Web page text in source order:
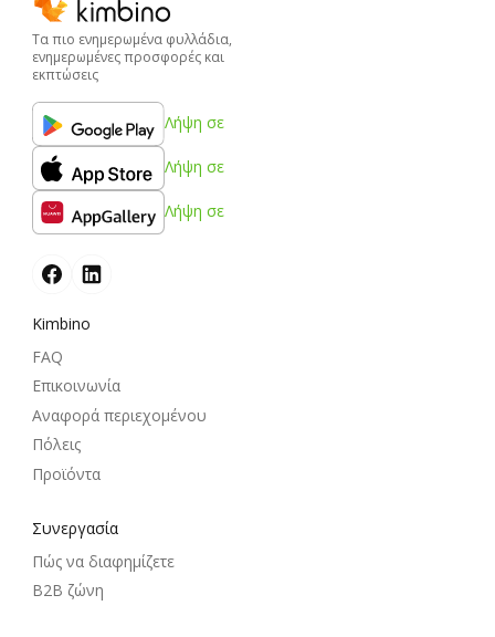
Τα πιο ενημερωμένα φυλλάδια,
ενημερωμένες προσφορές και
εκπτώσεις
Λήψη σε
Λήψη σε
Λήψη σε
Kimbino
FAQ
Επικοινωνία
Αναφορά περιεχομένου
Πόλεις
Προϊόντα
Συνεργασία
Πώς να διαφημίζετε
B2B ζώνη